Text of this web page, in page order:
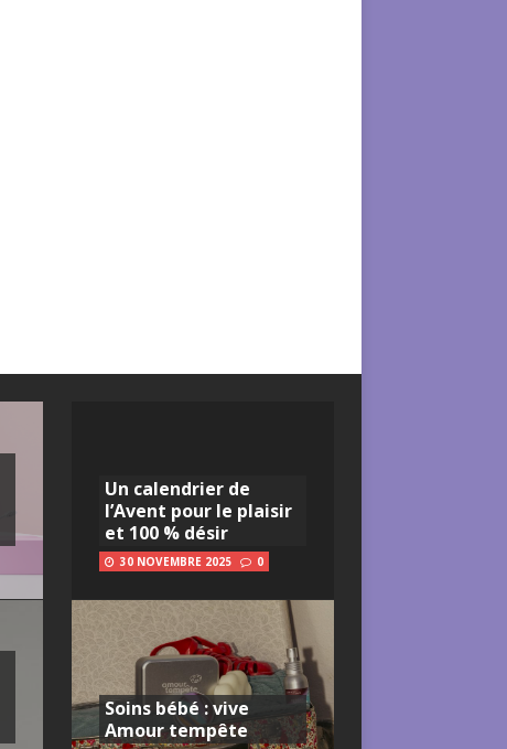
Un calendrier de
l’Avent pour le plaisir
et 100 % désir
30 NOVEMBRE 2025 0
Soins bébé : vive
Amour tempête